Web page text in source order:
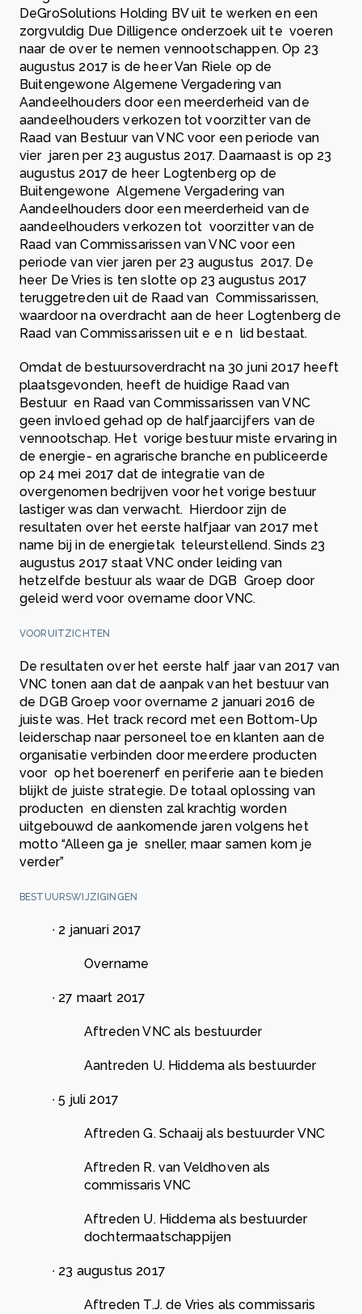
DeGroSolutions Holding BV uit te werken en een
zorgvuldig Due Dilligence onderzoek uit te voeren
naar de over te nemen vennootschappen. Op 23
augustus 2017 is de heer Van Riele op de
Buitengewone Algemene Vergadering van
Aandeelhouders door een meerderheid van de
aandeelhouders verkozen tot voorzitter van de
Raad van Bestuur van VNC voor een periode van
vier jaren per 23 augustus 2017. Daarnaast is op 23
augustus 2017 de heer Logtenberg op de
Buitengewone Algemene Vergadering van
Aandeelhouders door een meerderheid van de
aandeelhouders verkozen tot voorzitter van de
Raad van Commissarissen van VNC voor een
periode van vier jaren per 23 augustus 2017. De
heer De Vries is ten slotte op 23 augustus 2017
teruggetreden uit de Raad van Commissarissen,
waardoor na overdracht aan de heer Logtenberg de
Raad van Commissarissen uit e e n lid bestaat.
Omdat de bestuursoverdracht na 30 juni 2017 heeft
plaatsgevonden, heeft de huidige Raad van
Bestuur en Raad van Commissarissen van VNC
geen invloed gehad op de halfjaarcijfers van de
vennootschap. Het vorige bestuur miste ervaring in
de energie- en agrarische branche en publiceerde
op 24 mei 2017 dat de integratie van de
overgenomen bedrijven voor het vorige bestuur
lastiger was dan verwacht. Hierdoor zijn de
resultaten over het eerste halfjaar van 2017 met
name bij in de energietak teleurstellend. Sinds 23
augustus 2017 staat VNC onder leiding van
hetzelfde bestuur als waar de DGB Groep door
geleid werd voor overname door VNC.
VOORUITZICHTEN
De resultaten over het eerste half jaar van 2017 van
VNC tonen aan dat de aanpak van het bestuur van
de DGB Groep voor overname 2 januari 2016 de
juiste was. Het track record met een Bottom-Up
leiderschap naar personeel toe en klanten aan de
organisatie verbinden door meerdere producten
voor op het boerenerf en periferie aan te bieden
blijkt de juiste strategie. De totaal oplossing van
producten en diensten zal krachtig worden
uitgebouwd de aankomende jaren volgens het
motto “Alleen ga je sneller, maar samen kom je
verder”
BESTUURSWIJZIGINGEN
∙ 2 januari 2017
Overname
∙ 27 maart 2017
Aftreden VNC als bestuurder
Aantreden U. Hiddema als bestuurder
∙ 5 juli 2017
Aftreden G. Schaaij als bestuurder VNC
Aftreden R. van Veldhoven als
commissaris VNC
Aftreden U. Hiddema als bestuurder
dochtermaatschappijen
∙ 23 augustus 2017
Aftreden T.J. de Vries als commissaris